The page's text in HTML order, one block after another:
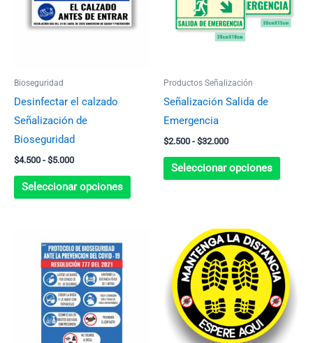
Bioseguridad
Desinfectar el calzado
Señalización de
Bioseguridad
$4.500 - $5.000
$5.000
Seleccionar opciones
Productos Señalización
Señalización Salida de
Emergencia
$2.500 - $32.000
$32.000
Seleccionar opciones